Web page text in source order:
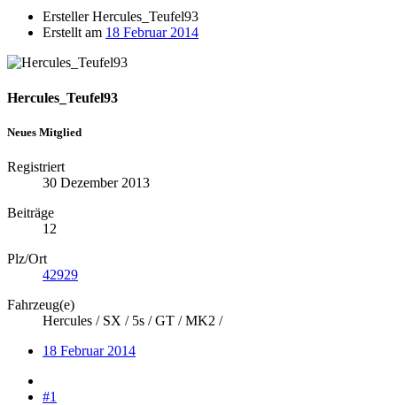
ErstellerHercules_Teufel93
Erstellt am 18 Februar 2014
Hercules_Teufel93
Neues Mitglied
Registriert
30 Dezember 2013
Beiträge
12
Plz/Ort
42929
Fahrzeug(e)
Hercules / SX / 5s / GT / MK2 /
18 Februar 2014
#1